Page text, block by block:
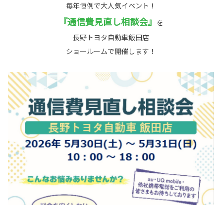
毎年恒例で大人気イベント！
『通信費見直し相談会』 を
長野トヨタ自動車飯田店
ショールームで開催します！